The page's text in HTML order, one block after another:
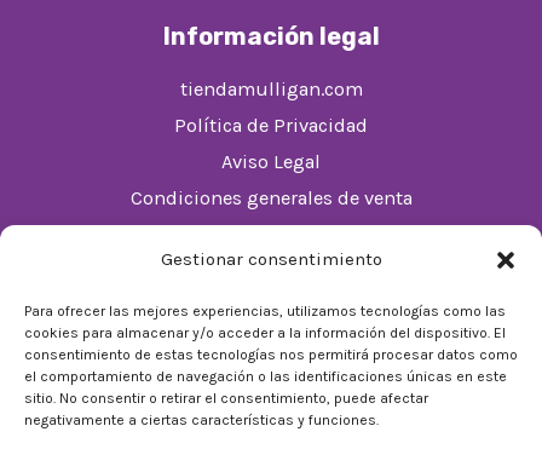
Gestionar consentimiento
Para ofrecer las mejores experiencias, utilizamos tecnologías como las
cookies para almacenar y/o acceder a la información del dispositivo. El
consentimiento de estas tecnologías nos permitirá procesar datos como
el comportamiento de navegación o las identificaciones únicas en este
sitio. No consentir o retirar el consentimiento, puede afectar
negativamente a ciertas características y funciones.
Información legal
tiendamulligan.com
Política de Privacidad
Aviso Legal
Condiciones generales de venta
De Lunes a Domingos de 10:00 a 22:00
Festivos sujetos al horario del Málaga Factory